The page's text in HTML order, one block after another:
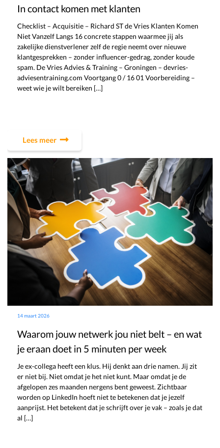
In contact komen met klanten
Checklist – Acquisitie – Richard ST de Vries Klanten Komen
Niet Vanzelf Langs 16 concrete stappen waarmee jij als
zakelijke dienstverlener zelf de regie neemt over nieuwe
klantgesprekken – zonder influencer-gedrag, zonder koude
spam. De Vries Advies & Training – Groningen – devries-
adviesentraining.com Voortgang 0 / 16 01 Voorbereiding –
weet wie je wilt bereiken […]
Lees meer
14 maart 2026
Waarom jouw netwerk jou niet belt – en wat
je eraan doet in 5 minuten per week
Je ex-collega heeft een klus. Hij denkt aan drie namen. Jij zit
er niet bij. Niet omdat je het niet kunt. Maar omdat je de
afgelopen zes maanden nergens bent geweest. Zichtbaar
worden op LinkedIn hoeft niet te betekenen dat je jezelf
aanprijst. Het betekent dat je schrijft over je vak – zoals je dat
al […]